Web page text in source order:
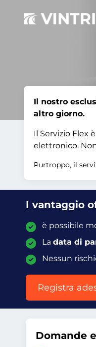
Il nostro
altro giorno.
Il Servizio Flex
elettronico.
Purtroppo, il
I vantaggio
è possibile
La data di
Nessun
Registra
Domande